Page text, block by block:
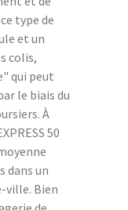
type de
et un
colis,
qui peut
le biais du
À
50
dans un
ville. Bien